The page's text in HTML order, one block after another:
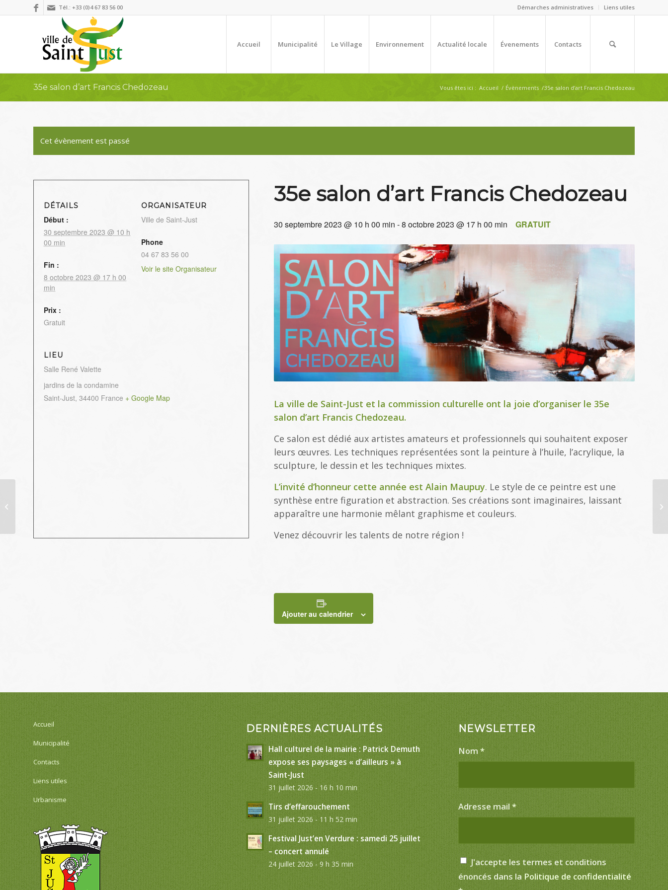
Démarches administratives Liens utiles
Tél.: +33 (0)4 67 83 56 00
Accueil Municipalité Le Village Environnement Actualité locale Évenements Contacts
35e salon d’art Francis Chedozeau Vous êtes ici : Accueil / Évènements /35e salon d’art Francis Chedozeau
Cet évènement est passé
35e salon d’art Francis Chedozeau
30 septembre 2023 @ 10 h 00 min -8 octobre 2023 @ 17 h 00 min GRATUIT
La ville de Saint-Just et la commission culturelle ont la joie d’organiser le 35e
salon d’art Francis Chedozeau.
Ce salon est dédié aux artistes amateurs et professionnels qui souhaitent exposer
leurs œuvres. Les techniques représentées sont la peinture à l’huile, l’acrylique, la
sculpture, le dessin et les techniques mixtes.
L’invité d’honneur cette année est Alain Maupuy. Le style de ce peintre est une
synthèse entre figuration et abstraction. Ses créations sont imaginaires, laissant
apparaître une harmonie mêlant graphisme et couleurs.
Venez découvrir les talents de notre région !
Ajouter au calendrier
DÉTAILS
Début :
30 septembre 2023 @ 10 h
00 min
Fin :
8 octobre 2023 @ 17 h 00
min
Prix :
Gratuit
ORGANISATEUR
Ville de Saint-Just
Phone
04 67 83 56 00
Voir le site Organisateur
LIEU
Salle René Valette
jardins de la condamine
Saint-Just, 34400 France + Google Map
Accueil
Municipalité
Contacts
Liens utiles
Urbanisme
DERNIÈRES ACTUALITÉS
Hall culturel de la mairie : Patrick Demuth
expose ses paysages « d’ailleurs » à
Saint-Just
31 juillet 2026 - 16 h 10 min
Tirs d’effarouchement
31 juillet 2026 - 11 h 52 min
Festival Just’en Verdure : samedi 25 juillet
– concert annulé
24 juillet 2026 - 9 h 35 min
NEWSLETTER
Nom*
Adresse mail*
J'accepte les termes et conditions
énoncés dans la Politique de confidentialité